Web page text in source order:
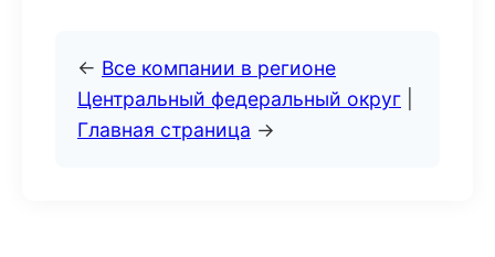
← Все компании в регионе
Центральный федеральный округ
Главная страница →